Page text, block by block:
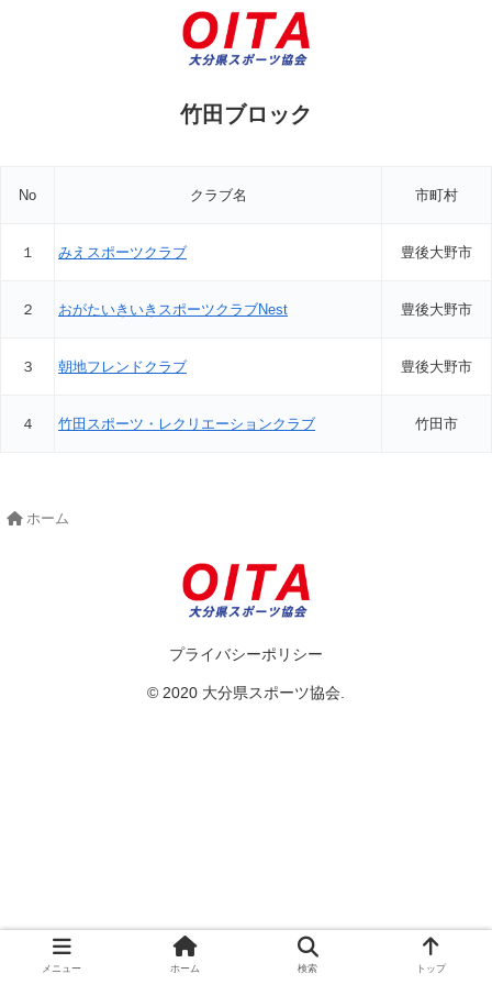
竹田ブロック
No クラブ名 市町村
１ みえスポーツクラブ 豊後大野市
２ おがたいきいきスポーツクラブNest 豊後大野市
３ 朝地フレンドクラブ 豊後大野市
４ 竹田スポーツ・レクリエーションクラブ 竹田市
ホーム
プライバシーポリシー
© 2020 大分県スポーツ協会.
メニュー ホーム 検索 トップ